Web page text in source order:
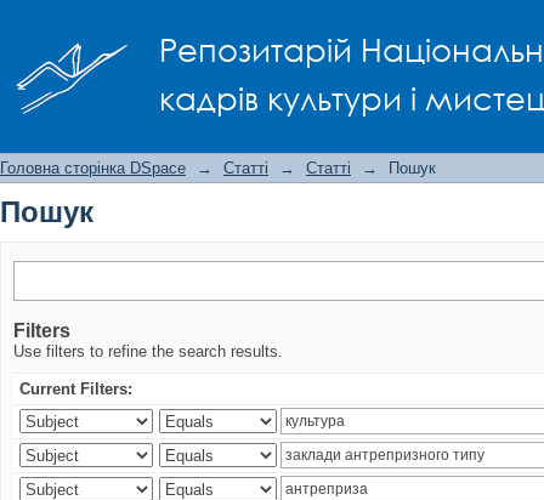
Репозитарій
кадрів культури і
Головна сторінка DSpace → Статті → Статті → Пошук
Пошук
Filters
Use filters to refine the search results.
Current Filters: